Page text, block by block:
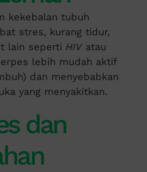
kekebalan tubuh
stres, kurang tidur,
lain seperti HIVatau
lebih mudah aktif
dan menyebabkan
yang menyakitkan.
dan